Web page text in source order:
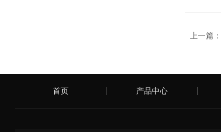
上一篇：
首页 产品中心